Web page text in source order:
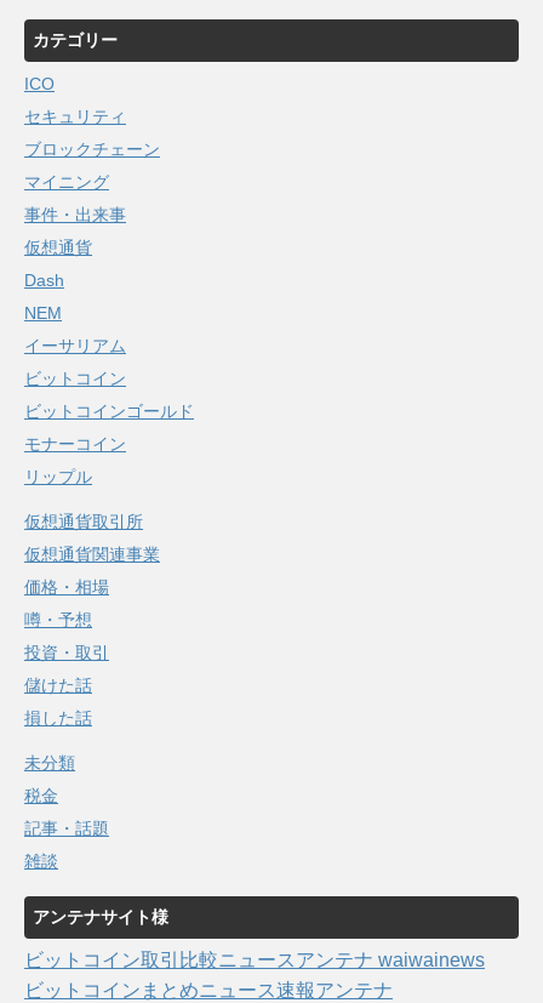
カテゴリー
ICO
セキュリティ
ブロックチェーン
マイニング
事件・出来事
仮想通貨
Dash
NEM
イーサリアム
ビットコイン
ビットコインゴールド
モナーコイン
リップル
仮想通貨取引所
仮想通貨関連事業
価格・相場
噂・予想
投資・取引
儲けた話
損した話
未分類
税金
記事・話題
雑談
アンテナサイト様
ビットコイン取引比較ニュースアンテナ waiwainews
ビットコインまとめニュース速報アンテナ